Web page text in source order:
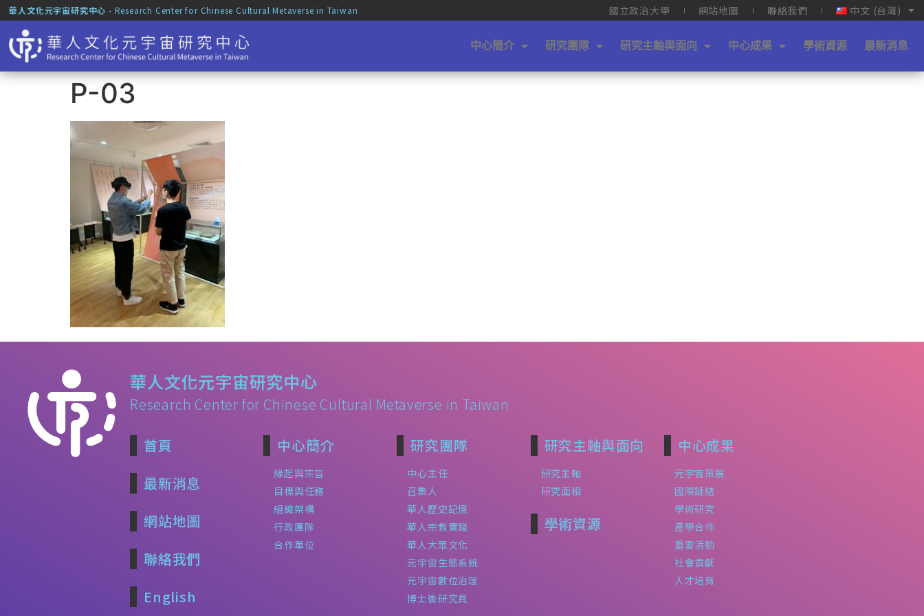
華人文化元宇宙研究中心 - Research Center for Chinese Cultural Metaverse in Taiwan 國立政治大學 網站地圖 聯絡我們 中文 (台灣)
中心簡介 研究團隊 研究主軸與面向 中心成果 學術資源 最新消息
P-03
華人文化元宇宙研究中心
Research Center for Chinese Cultural Metaverse in Taiwan
首頁
最新消息
網站地圖
聯絡我們
English
中心簡介
緣起與宗旨
目標與任務
組織架構
行政團隊
合作單位
研究團隊
中心主任
召集人
華人歷史記憶
華人宗教實踐
華人大眾文化
元宇宙生態系統
元宇宙數位治理
博士後研究員
研究主軸與面向
研究主軸
研究面相
學術資源
中心成果
元宇宙策展
國際鏈結
學術研究
產學合作
重要活動
社會貢獻
人才培育